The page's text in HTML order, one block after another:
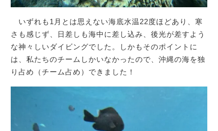
いずれも1月とは思えない海底水温22度ほどあり、寒
さも感じず、日差しも海中に差し込み、後光が差すよう
な神々しいダイビングでした。しかもそのポイントに
は、私たちのチームしかいなかったので、沖縄の海を独
り占め（チーム占め）できました！